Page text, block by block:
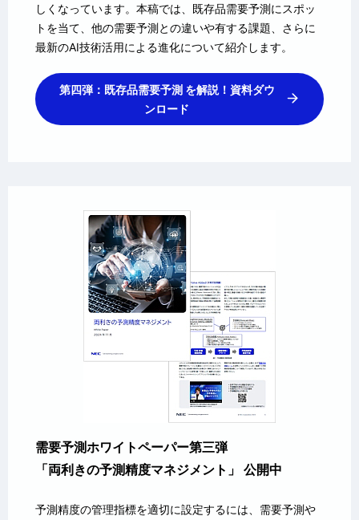
しくなっています。本稿では、既存品需要予測にスポッ
トを当て、他の需要予測との違いや有する課題、さらに
最新のAI技術活用による進化について紹介します。
第四弾：既存品需要予測 を解説！資料ダウ
ンロード
需要予測ホワイトペーパー第三弾
「両利きの予測精度マネジメント」 公開中
予測精度の管理指標を適切に設定するには、需要予測や